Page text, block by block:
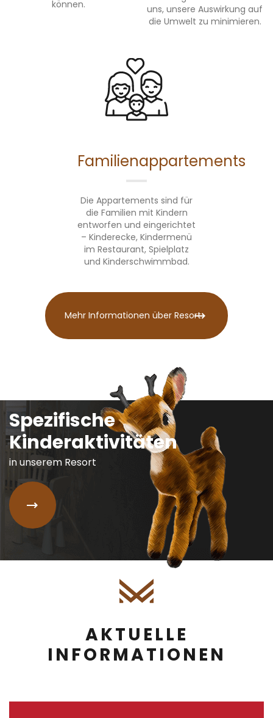
können.
uns, unsere Auswirkung auf
die Umwelt zu minimieren.
Familienappartements
Die Appartements sind für
die Familien mit Kindern
entworfen und eingerichtet
– Kinderecke, Kindermenü
im Restaurant, Spielplatz
und Kinderschwimmbad.
Mehr Informationen über Resort
Spezifische
Kinderaktivitäten
in unserem Resort
AKTUELLE
INFORMATIONEN